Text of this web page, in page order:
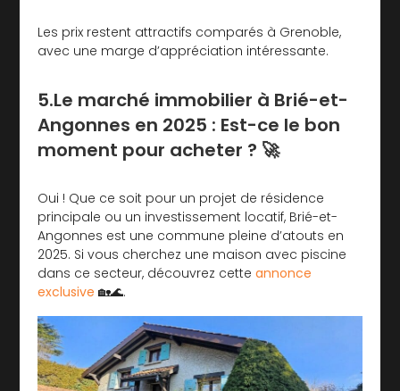
Les prix restent attractifs comparés à Grenoble,
avec une marge d’appréciation intéressante.
5.Le marché immobilier à Brié-et-
Angonnes en 2025 : Est-ce le bon
moment pour acheter ? 🚀
Oui ! Que ce soit pour un projet de résidence
principale ou un investissement locatif, Brié-et-
Angonnes est une commune pleine d’atouts en
2025. Si vous cherchez une maison avec piscine
dans ce secteur, découvrez cetteannonce
exclusive 🏡🌊.